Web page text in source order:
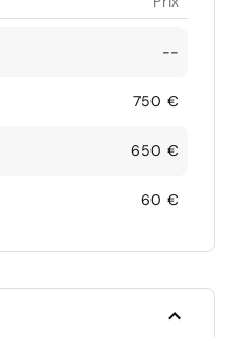
--
750 €
650 €
60 €